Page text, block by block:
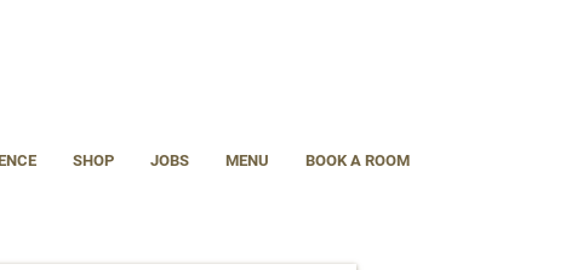
SHOP JOBS MENU BOOK A ROOM